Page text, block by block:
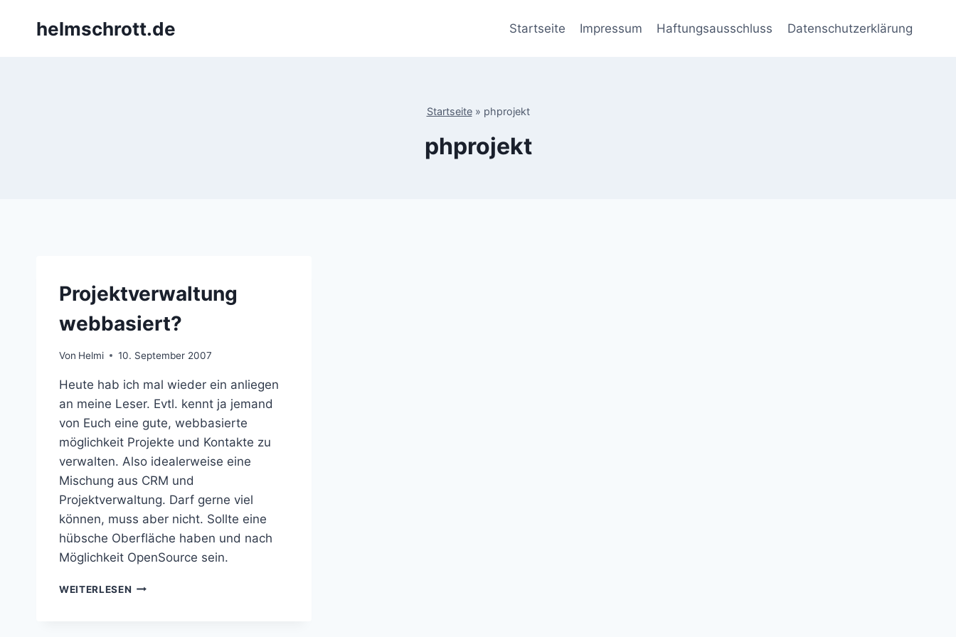
helmschrott.de Startseite Impressum Haftungsausschluss Datenschutzerklärung
Startseite» phprojekt
phprojekt
Projektverwaltung
webbasiert?
Von Helmi 10. September 2007
Heute hab ich mal wieder ein anliegen
an meine Leser. Evtl. kennt ja jemand
von Euch eine gute, webbasierte
möglichkeit Projekte und Kontakte zu
verwalten. Also idealerweise eine
Mischung aus CRM und
Projektverwaltung. Darf gerne viel
können, muss aber nicht. Sollte eine
hübsche Oberfläche haben und nach
Möglichkeit OpenSource sein.
WEITERLESEN PROJEKTVERWALTUNG